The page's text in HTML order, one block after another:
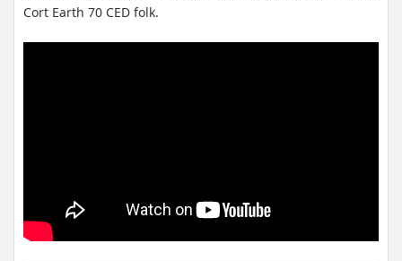
Cort Earth 70 CED folk.